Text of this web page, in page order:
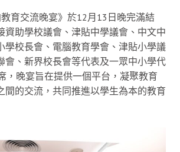
育交流晚宴》於12月13日晚完滿結
資助學校議會、津貼中學議會、中文中
學校長會、電腦教育學會、津貼小學議
會、新界校長會等代表及一眾中小學代
，晚宴旨在提供一個平台，凝聚教育
間的交流，共同推進以學生為本的教育